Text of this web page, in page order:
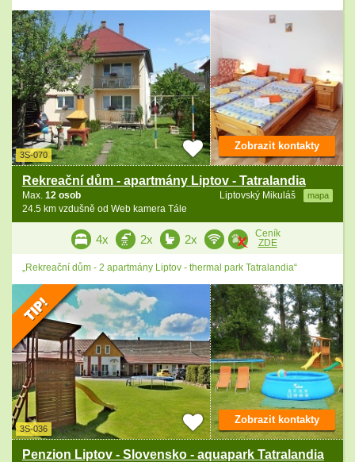
3S-070
Rekreační dům - apartmány Liptov - Tatralandia
Liptovský Mikuláš mapa
Max. 12 osob
24.5 km vzdušně od Web kamera Tále
Zobrazit kontakty
4x 2x 2x
Ceník
ZDE
„Rekreační dům - 2 apartmány Liptov - thermal park Tatralandia“
3S-036
Penzion Liptov - Slovensko - aquapark Tatralandia
Zobrazit kontakty